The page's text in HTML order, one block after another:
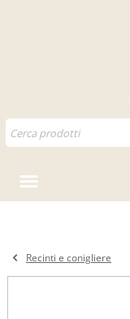
Recinti e conigliere